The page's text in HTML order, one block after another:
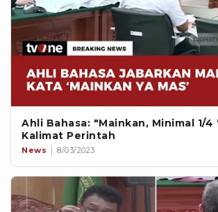
Ahli Bahasa: "Mainkan, Minimal 1/4
Kalimat Perintah
News 8/03/2023